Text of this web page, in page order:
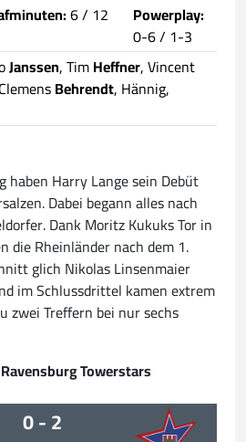
6 / 12
Powerplay:
0-6 / 1-3
Janssen, TimHeffner, Vincent
Behrendt, Hännig,
haben Harry Lange sein Debüt
Dabei begann alles nach
Dank Moritz Kukuks Tor in
die Rheinländer nach dem 1.
glich Nikolas Linsenmaier
im Schlussdrittel kamen extrem
zwei Treffern bei nur sechs
Towerstars
0 - 2